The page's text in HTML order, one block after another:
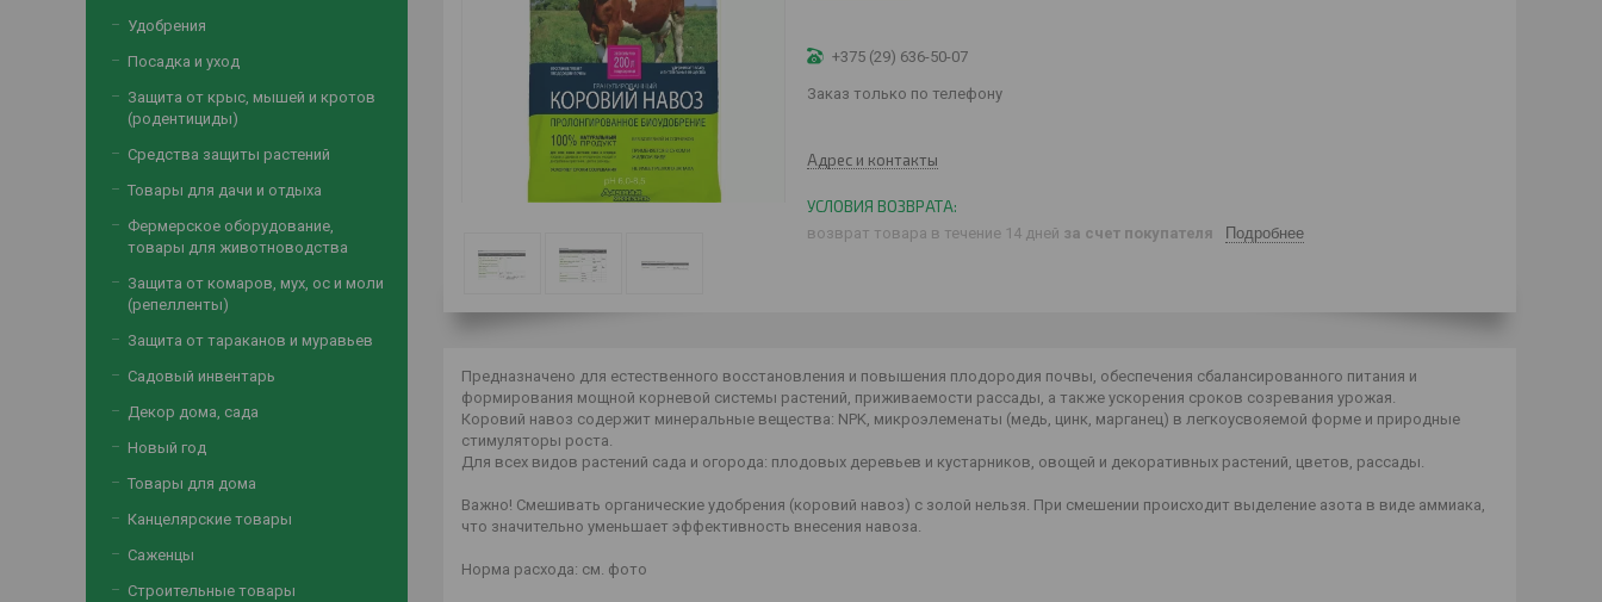
+375 (29) 636-50-07
Заказ только по телефону
Адрес и контакты
возврат товара в течение 14 дней за счет покупателя Подробнее
Предназначено для естественного восстановления и повышения плодородия почвы, обеспечения сбалансированного питания и
формирования мощной корневой системы растений, приживаемости рассады, а также ускорения сроков созревания урожая.
Коровий навоз содержит минеральные вещества: NPK, микроэлеменаты (медь, цинк, марганец) в легкоусвояемой форме и природные
стимуляторы роста.
Для всех видов растений сада и огорода: плодовых деревьев и кустарников, овощей и декоративных растений, цветов, рассады.
Важно! Смешивать органические удобрения (коровий навоз) с золой нельзя. При смешении происходит выделение азота в виде аммиака,
что значительно уменьшает эффективность внесения навоза.
Норма расхода: см. фото
Удобрения
Посадка и уход
Защита от крыс, мышей и кротов
(родентициды)
Средства защиты растений
Товары для дачи и отдыха
Фермерское оборудование,
товары для животноводства
Защита от комаров, мух, ос и моли
(репелленты)
Защита от тараканов и муравьев
Садовый инвентарь
Декор дома, сада
Новый год
Товары для дома
Канцелярские товары
Саженцы
Строительные товары